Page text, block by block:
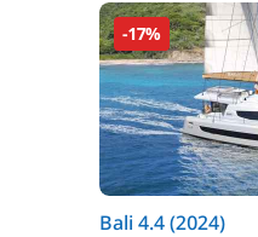
-17%
Bali 4.4 (2024)